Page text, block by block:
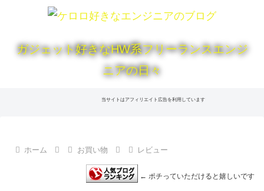
ガジェット好きなHW系フリーランスエンジ
ニアの日々
当サイトはアフィリエイト広告を利用しています
ホーム お買い物 レビュー
← ポチっていただけると嬉しいです